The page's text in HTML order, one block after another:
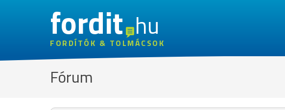
fordithu
FORDÍTÓK & TOLMÁCSOK
Fórum